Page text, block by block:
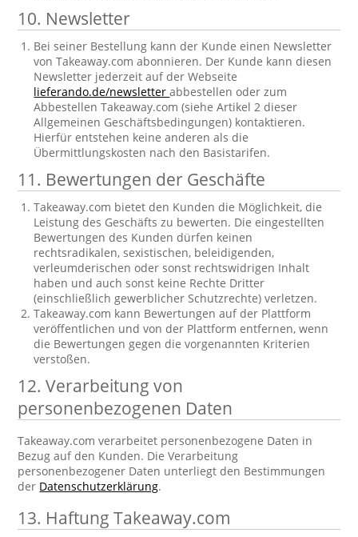
10. Newsletter
Bei seiner Bestellung kann der Kunde einen Newsletter
von Takeaway.com abonnieren. Der Kunde kann diesen
Newsletter jederzeit auf der Webseite
lieferando.de/newsletterabbestellen oder zum
Abbestellen Takeaway.com (siehe Artikel 2 dieser
Allgemeinen Geschäftsbedingungen) kontaktieren.
Hierfür entstehen keine anderen als die
Übermittlungskosten nach den Basistarifen.
11. Bewertungen der Geschäfte
Takeaway.com bietet den Kunden die Möglichkeit, die
Leistung des Geschäfts zu bewerten. Die eingestellten
Bewertungen des Kunden dürfen keinen
rechtsradikalen, sexistischen, beleidigenden,
verleumderischen oder sonst rechtswidrigen Inhalt
haben und auch sonst keine Rechte Dritter
(einschließlich gewerblicher Schutzrechte) verletzen.
Takeaway.com kann Bewertungen auf der Plattform
veröffentlichen und von der Plattform entfernen, wenn
die Bewertungen gegen die vorgenannten Kriterien
verstoßen.
12. Verarbeitung von
personenbezogenen Daten
Takeaway.com verarbeitet personenbezogene Daten in
Bezug auf den Kunden. Die Verarbeitung
personenbezogener Daten unterliegt den Bestimmungen
der Datenschutzerklärung.
13. Haftung Takeaway.com